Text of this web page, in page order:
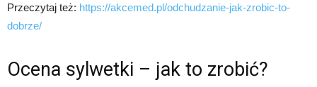
Przeczytaj też: https://akcemed.pl/odchudzanie-jak-zrobic-to-
dobrze/
Ocena sylwetki – jak to zrobić?